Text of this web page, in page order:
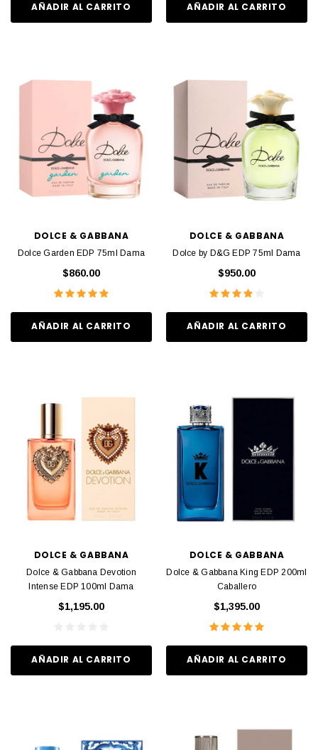
AÑADIR AL CARRITO AÑADIR AL CARRITO
DOLCE & GABBANA
Dolce Garden EDP 75ml Dama
$860.00
AÑADIR AL CARRITO
DOLCE & GABBANA
Dolce by D&G EDP 75ml Dama
$950.00
AÑADIR AL CARRITO
DOLCE & GABBANA
Dolce & Gabbana Devotion
Intense EDP 100ml Dama
$1,195.00
AÑADIR AL CARRITO
DOLCE & GABBANA
Dolce & Gabbana King EDP 200ml
Caballero
$1,395.00
AÑADIR AL CARRITO